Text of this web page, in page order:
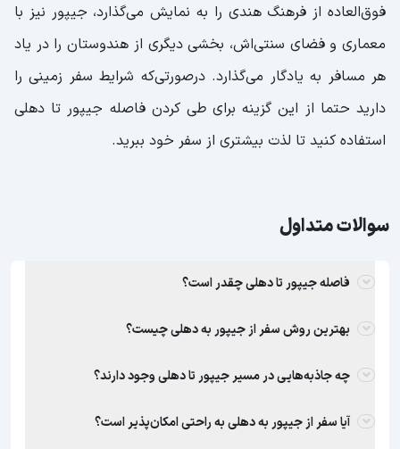
فوق‌العاده از فرهنگ هندی را به نمایش می‌گذارد، جیپور نیز با
معماری و فضای سنتی‌اش، بخشی دیگری از هندوستان را در یاد
هر مسافر به یادگار می‌گذارد. در‌صورتی‌که شرایط سفر زمینی را
دارید حتما از این گزینه برای طی کردن فاصله جیپور تا دهلی
استفاده کنید تا لذت بیشتری از سفر خود ببرید.
سوالات متداول
فاصله جیپور تا دهلی چقدر است؟
بهترین روش سفر از جیپور به دهلی چیست؟
چه جاذبه‌هایی در مسیر جیپور تا دهلی وجود دارند؟
آیا سفر از جیپور به دهلی به راحتی امکان‌پذیر است؟